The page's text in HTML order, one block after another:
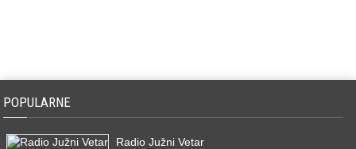
POPULARNE
Radio Južni Vetar